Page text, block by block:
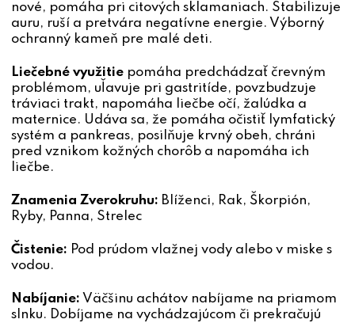
nové, pomáha pri citových sklamaniach. Stabilizuje
auru, ruší a pretvára negatívne energie. Výborný
ochranný kameň pre malé deti.
Liečebné využitie pomáha predchádzať črevným
problémom, uľavuje pri gastritíde, povzbudzuje
tráviaci trakt, napomáha liečbe očí, žalúdka a
maternice. Udáva sa, že pomáha očistiť lymfatický
systém a pankreas, posilňuje krvný obeh, chráni
pred vznikom kožných chorôb a napomáha ich
liečbe.
Znamenia Zverokruhu: Blíženci, Rak, Škorpión,
Ryby, Panna, Strelec
Čistenie: Pod prúdom vlažnej vody alebo v miske s
vodou.
Nabíjanie: Väčšinu achátov nabíjame na priamom
slnku. Dobíjame na vychádzajúcom či prekračujú